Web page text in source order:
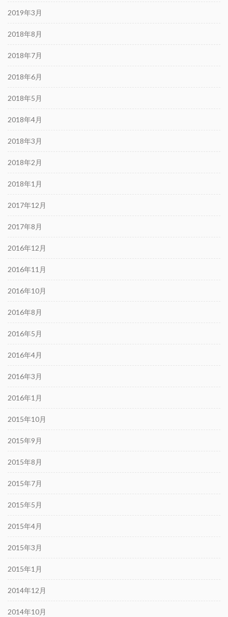
2019年3月
2018年8月
2018年7月
2018年6月
2018年5月
2018年4月
2018年3月
2018年2月
2018年1月
2017年12月
2017年8月
2016年12月
2016年11月
2016年10月
2016年8月
2016年5月
2016年4月
2016年3月
2016年1月
2015年10月
2015年9月
2015年8月
2015年7月
2015年5月
2015年4月
2015年3月
2015年1月
2014年12月
2014年10月